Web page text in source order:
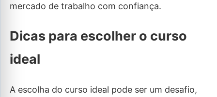
mercado de trabalho com confiança.
Dicas para escolher o curso
ideal
A escolha do curso ideal pode ser um desafio,